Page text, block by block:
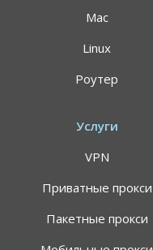
Mac
Linux
Роутер
Услуги
VPN
Приватные прокси
Пакетные прокси